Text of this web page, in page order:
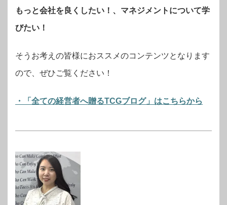
もっと会社を良くしたい！、マネジメントについて学
びたい！
そうお考えの皆様におススメのコンテンツとなります
ので、ぜひご覧ください！
・「全ての経営者へ贈るTCGブログ」はこちらから